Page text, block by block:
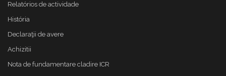
Relatórios de actividade
História
Declaraţii de avere
Achizitii
Nota de fundamentare cladire ICR